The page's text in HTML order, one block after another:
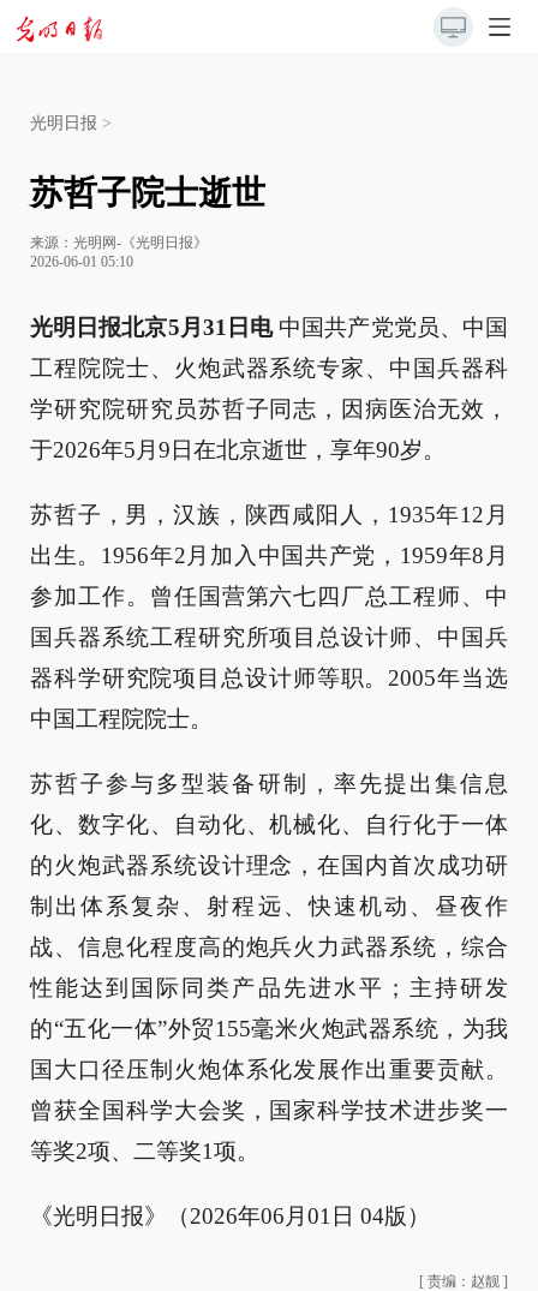
光明日报 >
苏哲子院士逝世
来源： 光明网-《光明日报》
2026-06-01 05:10
光明日报北京5月31日电 中国共产党党员、中国
工程院院士、火炮武器系统专家、中国兵器科
学研究院研究员苏哲子同志，因病医治无效，
于2026年5月9日在北京逝世，享年90岁。
苏哲子，男，汉族，陕西咸阳人，1935年12月
出生。1956年2月加入中国共产党，1959年8月
参加工作。曾任国营第六七四厂总工程师、中
国兵器系统工程研究所项目总设计师、中国兵
器科学研究院项目总设计师等职。2005年当选
中国工程院院士。
苏哲子参与多型装备研制，率先提出集信息
化、数字化、自动化、机械化、自行化于一体
的火炮武器系统设计理念，在国内首次成功研
制出体系复杂、射程远、快速机动、昼夜作
战、信息化程度高的炮兵火力武器系统，综合
性能达到国际同类产品先进水平；主持研发
的“五化一体”外贸155毫米火炮武器系统，为我
国大口径压制火炮体系化发展作出重要贡献。
曾获全国科学大会奖，国家科学技术进步奖一
等奖2项、二等奖1项。
《光明日报》（2026年06月01日 04版）
[ 责编：赵靓 ]